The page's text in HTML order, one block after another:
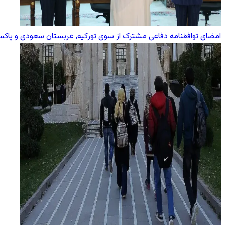
امضای توافقنامه دفاعی مشترک از سوی تورکیه, عربستان سعودی و